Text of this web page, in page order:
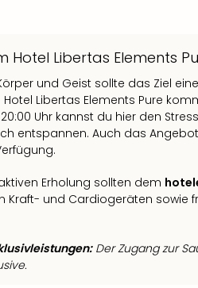
Hotel Libertas Elements
und Geist sollte das Ziel
Libertas Elements Pure
Uhr kannst du hier den
entspannen. Auch das Angebot
Erholung sollten dem
Kraft- und Cardiogeräten sowie
Der Zugang zur